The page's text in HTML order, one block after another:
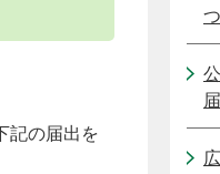
記の届出を